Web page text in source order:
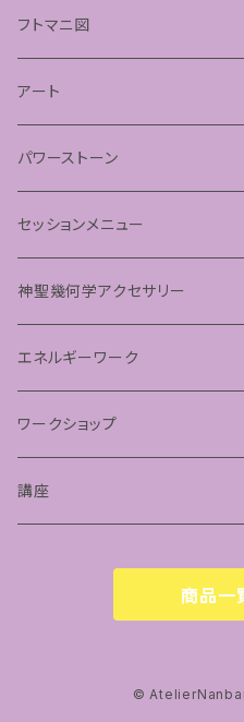
フトマニ図
あわうた
アート
神聖幾何学フラワーオブライフ
神聖幾何学シードオブライフ
パステルマンダラアート
パワーストーン
セッションメニュー
神聖幾何学アクセサリー
ペンダント
エネルギーワーク
フラーレンプロテクション
ワークショップ
神聖幾何学フラーレン
講座
商品一
©